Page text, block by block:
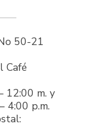
50-21
Café
12:00 m. y
4:00 p.m.